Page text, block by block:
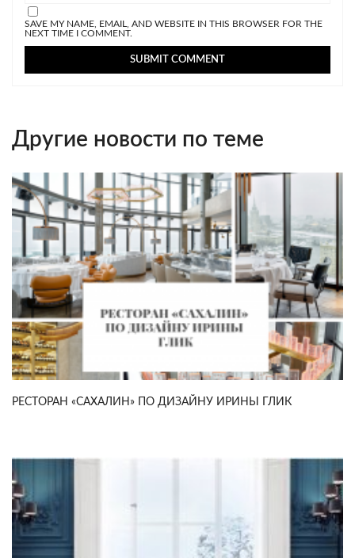
SAVE MY NAME, EMAIL, AND WEBSITE IN THIS BROWSER FOR THE
NEXT TIME I COMMENT.
Другие новости по теме
РЕСТОРАН «САХАЛИН» ПО ДИЗАЙНУ ИРИНЫ ГЛИК